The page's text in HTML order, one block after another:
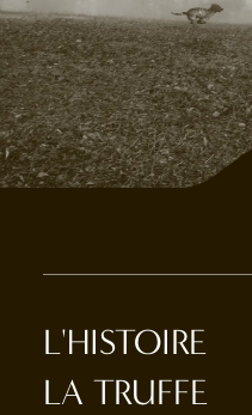
L'HISTOIRE
LA TRUFFE